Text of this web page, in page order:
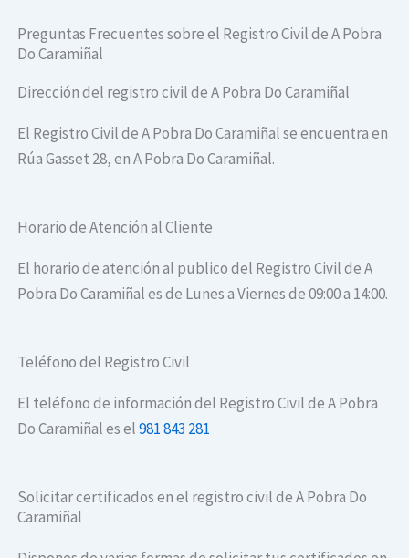
Preguntas Frecuentes sobre el Registro Civil de A Pobra
Do Caramiñal
Dirección del registro civil de A Pobra Do Caramiñal
El Registro Civil de A Pobra Do Caramiñal se encuentra en
Rúa Gasset 28, en A Pobra Do Caramiñal.
Horario de Atención al Cliente
El horario de atención al publico del Registro Civil de A
Pobra Do Caramiñal es de Lunes a Viernes de 09:00 a 14:00.
Teléfono del Registro Civil
El teléfono de información del Registro Civil de A Pobra
Do Caramiñal es el981 843 281
Solicitar certificados en el registro civil de A Pobra Do
Caramiñal